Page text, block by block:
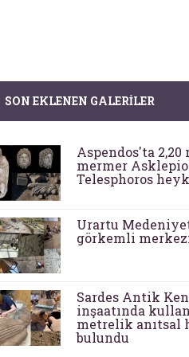
SON EKLENEN GALERILER
Aspendos'ta
mermer
Telesphoros
Urartu
görkemli
Sardes Antik
inşaatında
metrelik anıtsal
bulundu